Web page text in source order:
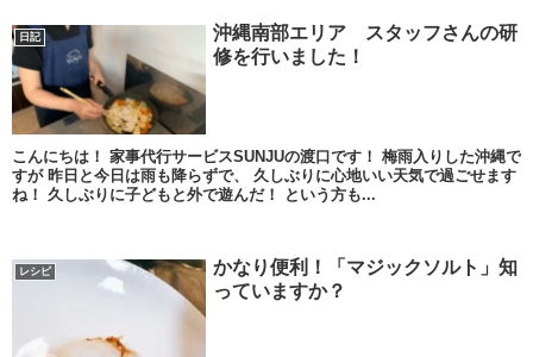
日記
沖縄南部エリア スタッフさんの研
修を行いました！
こんにちは！ 家事代行サービスSUNJUの渡口です！ 梅雨入りした沖縄で
すが 昨日と今日は雨も降らずで、 久しぶりに心地いい天気で過ごせます
ね！ 久しぶりに子どもと外で遊んだ！ という方も...
レシピ
かなり便利！「マジックソルト」知
っていますか？